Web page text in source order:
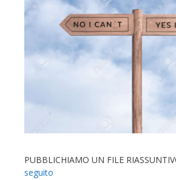
PUBBLICHIAMO UN FILE
seguito